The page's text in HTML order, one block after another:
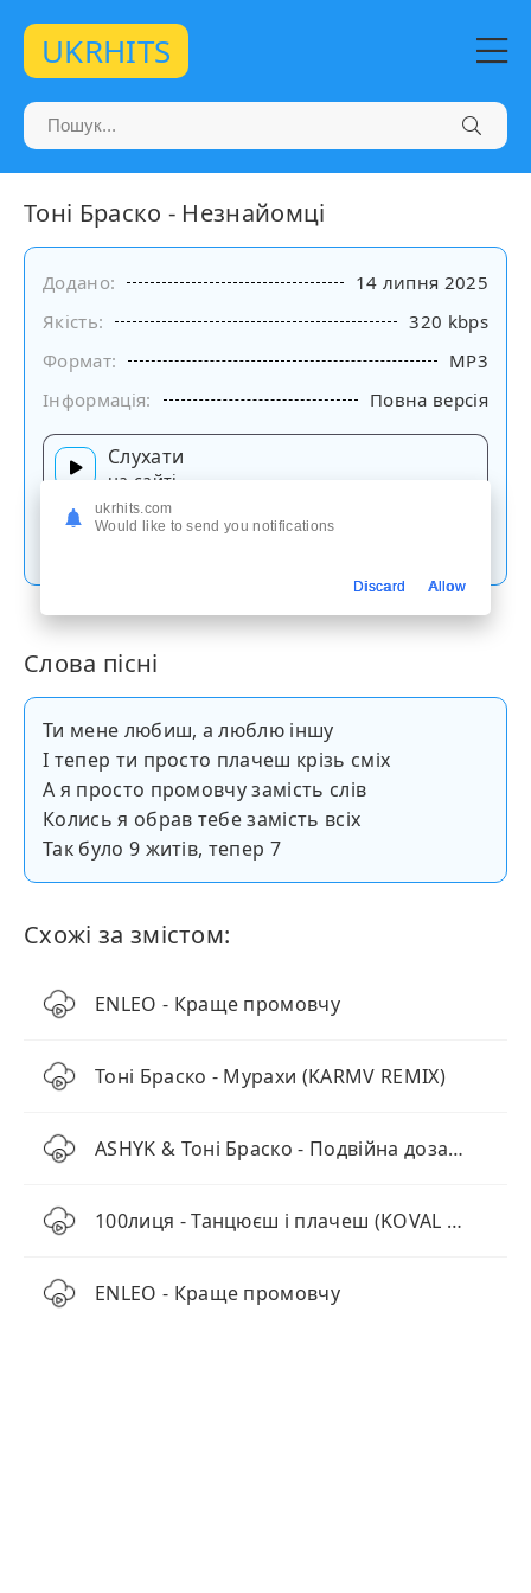
UKRHITS
Тоні Браско - Незнайомці
Додано:
14 липня 2025
Якість:
320 kbps
Формат:
MP3
Інформація:
Повна версія
Слухати
на сайті
Скачати пісню
Слова пісні
Ти мене любиш, а люблю іншу
І тепер ти просто плачеш крізь сміх
А я просто промовчу замість слів
Колись я обрав тебе замість всіх
Так було 9 житів, тепер 7
Схожі за змістом:
ENLEO - Краще промовчу
Тоні Браско - Мурахи (KARMV REMIX)
ASHYK & Тоні Браско - Подвійна доза (KARMV Remix)
100лиця - Танцюєш і плачеш (KOVAL remix)
ENLEO - Краще промовчу
ukrhits.com
Would like to send you notifications
Discard Allow